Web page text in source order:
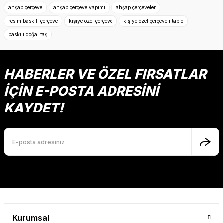
Görüş ve önerileriniz için teşekkür ederiz.
Ürün resmi kalitesiz, bozuk veya görüntülenemiyor.
Ürün açıklamasında eksik bilgiler bulunuyor.
Ürün bilgilerinde hatalar bulunuyor.
Ürün fiyatı diğer sitelerden daha pahalı.
Bu ürüne benzer farklı alternatifler olmalı.
ahşap çerçeve
ahşap çerçeve yapımı ahşap çerçeveler
resim baskılı çerçeve kişiye özel çerçeve kişiye özel çerçeveli tablo
baskılı doğal taş
HABERLER VE ÖZEL FIRSATLAR
İÇİN E-POSTA ADRESİNİ
KAYDET!
Kurumsal